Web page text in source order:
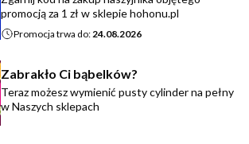
promocją za 1 zł w sklepie hohonu.pl
Promocja trwa do:24.08.2026
Zabrakło Ci bąbelków?
Teraz możesz wymienić pusty cylinder na pełny
w Naszych sklepach